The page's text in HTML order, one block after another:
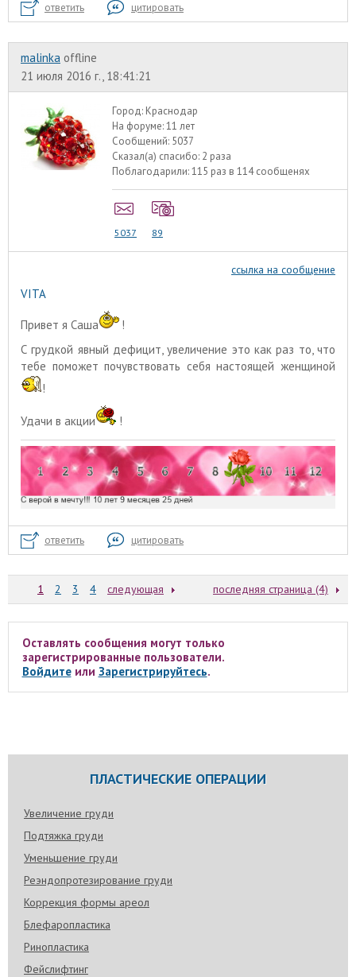
ответить цитировать
malinka offline
21 июля 2016 г., 18:41:21
Город: Краснодар
На форуме:11 лет
Сообщений: 5037
Сказал(а) спасибо: 2 раза
Поблагодарили:115 раз в 114 сообщенях
5037 89
ссылка на сообщение
VITA
Привет я Саша
!
С грудкой явный дефицит, увеличение это как раз то, что
тебе поможет почувствовать себя настоящей женщиной
!
Удачи в акции !
ответить цитировать
1 2 3 4 следующая последняя страница (4)
Оставлять сообщения могут только
зарегистрированные пользователи.
Войдитеили Зарегистрируйтесь.
ПЛАСТИЧЕСКИЕ ОПЕРАЦИИ
Увеличение груди
Подтяжка груди
Уменьшение груди
Реэндопротезирование груди
Коррекция формы ареол
Блефаропластика
Ринопластика
Фейслифтинг